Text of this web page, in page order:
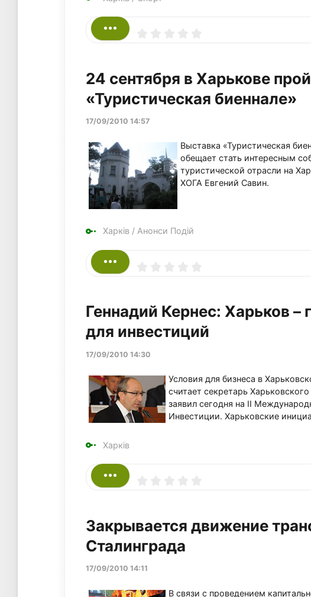
24 сентября в Харькове
«Туристическая биеннале»
17/09/2010 14:57
Выставка «Туристическая
обещает стать интересным
туристической отрасли на
ХОГА Евгений Савин.
Харків / Анонси Подій
Геннадий Кернес: Харьков –
для инвестиций
17/09/2010 14:30
Условия для бизнеса в
считает секретарь
заявил сегодня на II
Инвестиции. Харьковские
Харків
Закрывается движение
Сталинграда
17/09/2010 14:11
В связи с проведением